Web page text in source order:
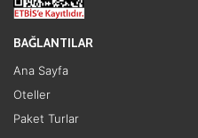
BAĞLANTILAR
Ana Sayfa
Oteller
Paket Turlar